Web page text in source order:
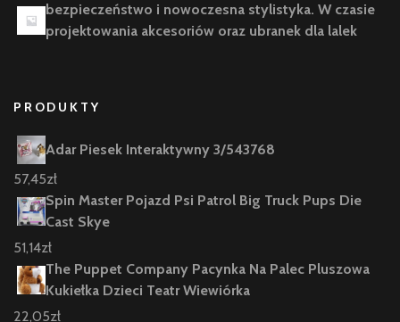
bezpieczeństwo i nowoczesna stylistyka. W czasie
projektowania akcesoriów oraz ubranek dla lalek
PRODUKTY
Adar Piesek Interaktywny 3/543768
57,45zł
Spin Master Pojazd Psi Patrol Big Truck Pups Die
Cast Skye
51,14zł
The Puppet Company Pacynka Na Palec Pluszowa
Kukiełka Dzieci Teatr Wiewiórka
22,05zł